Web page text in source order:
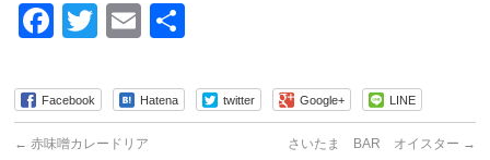
Facebook
TwitterEmail
Facebook Hatena twitter Google+ LINE
← 赤味噌カレードリア さいたま BAR オイスター →